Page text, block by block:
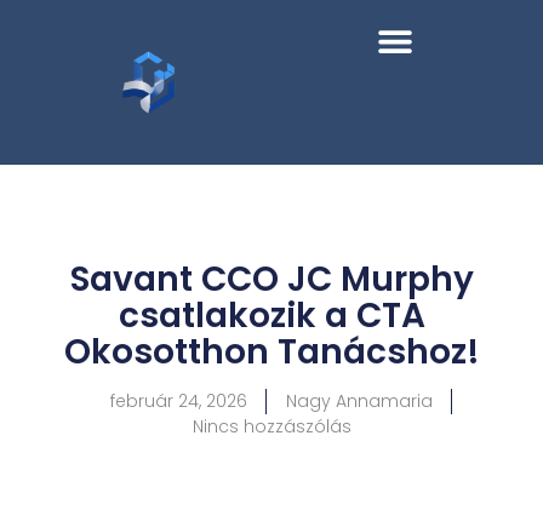
Savant CCO JC Murphy
csatlakozik a CTA
Okosotthon Tanácshoz!
február 24, 2026
Nagy Annamaria
Nincs hozzászólás